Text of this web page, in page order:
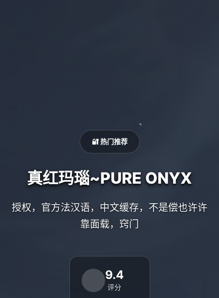
🔐 热门推荐
真红玛瑙~PURE ONYX
授权，官方法汉语，中文缓存，不是偿也许许
靠面载，窍门
9.4
评分